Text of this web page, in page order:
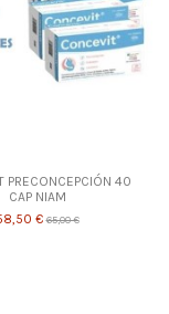
PRECONCEPCIÓN 40
CAP NIAM
€65,00 €